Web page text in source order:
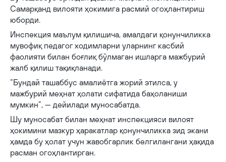
Самарқанд вилояти ҳокимига расмий огоҳлантириш
юборди.
Инспекция маълум қилишича, амалдаги қонунчиликка
мувофиқ педагог ходимларни уларнинг касбий
фаолияти билан боғлиқ бўлмаган ишларга мажбурий
жалб қилиш тақиқланади.
“Бундай ташаббус амалиётга жорий этилса, у
мажбурий меҳнат ҳолати сифатида баҳоланиши
мумкин”, — дейилади муносабатда.
Шу муносабат билан меҳнат инспекцияси вилоят
ҳокимини мазкур ҳаракатлар қонунчиликка зид экани
ҳамда бу ҳолат учун жавобгарлик белгилангани ҳақида
расман огоҳлантирган.